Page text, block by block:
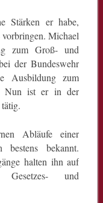
Stärken er habe,
Michael
zum Groß- und
der Bundeswehr
Ausbildung zum
Nun ist er in der
Abläufe einer
bekannt.
halten ihn auf
und